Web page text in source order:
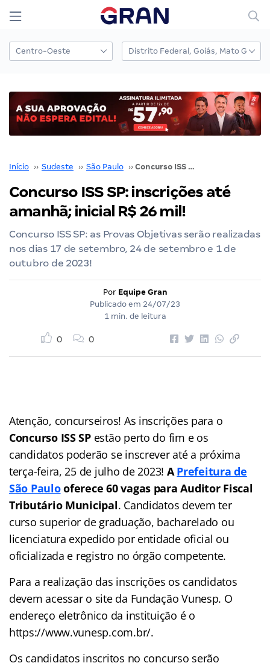
Início ›› Sudeste ›› São Paulo ›› Concurso ISS SP: inscrições até amanhã; inicial R$ 26 mil!
Concurso ISS SP: inscrições até
amanhã; inicial R$ 26 mil!
Concurso ISS SP: as Provas Objetivas serão realizadas
nos dias 17 de setembro, 24 de setembro e 1 de
outubro de 2023!
Por Equipe Gran
Publicado em 24/07/23
1 min. de leitura
0 0
Atenção, concurseiros! As inscrições para o
Concurso ISS SPestão perto do fim e os
candidatos poderão se inscrever até a próxima
terça-feira, 25 de julho de 2023! APrefeitura de
São Paulooferece 60 vagas para Auditor Fiscal
Tributário Municipal. Candidatos devem ter
curso superior de graduação, bacharelado ou
licenciatura expedido por entidade oficial ou
oficializada e registro no órgão competente.
Para a realização das inscrições os candidatos
devem acessar o site da Fundação Vunesp. O
endereço eletrônico da instituição é o
https://www.vunesp.com.br/.
Os candidatos inscritos no concurso serão